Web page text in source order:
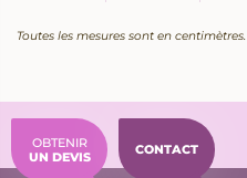
Toutes les mesures sont en centimètres.
OBTENIR
UN DEVIS
CONTACT